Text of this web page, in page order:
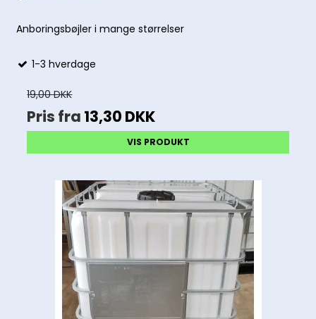
Anboringsbøjler i mange størrelser
1-3 hverdage
19,00 DKK
Pris fra 13,30 DKK
VIS PRODUKT